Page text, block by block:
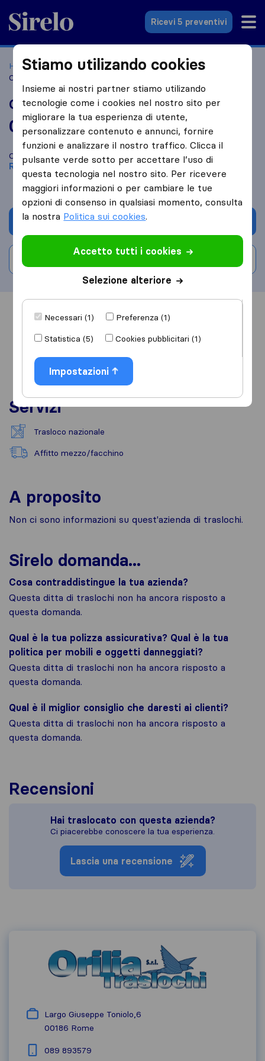
Sirelo.it
Ricevi 5 preventivi
Home Le 10 migliori aziende di traslochi in Italia
Orilia Traslochi
Orilia Traslochi
0,0 basato su 0
recensioni di Sirelo e Google
i
Confronta Orilia Traslochi con altreaziende di traslochi
Rome
Chiedi preventivo
Informazioni Recensioni
Servizi
Trasloco nazionale
Affitto mezzo/facchino
A proposito
Non ci sono informazioni su quest'azienda di traslochi.
Sirelo domanda...
Cosa contraddistingue la tua azienda?
Questa ditta di traslochi non ha ancora risposto a
questa domanda.
Qual è la tua polizza assicurativa? Qual è la tua
politica per mobili e oggetti danneggiati?
Questa ditta di traslochi non ha ancora risposto a
questa domanda.
Qual è il miglior consiglio che daresti ai clienti?
Questa ditta di traslochi non ha ancora risposto a
questa domanda.
Recensioni
Hai traslocato con questa azienda?
Ci piacerebbe conoscere la tua esperienza.
Lascia una recensione
Largo Giuseppe Toniolo,6
00186 Rome
089 893579
Stiamo utilizando cookies
Insieme ai nostri partner stiamo utilizando
tecnologie come i cookies nel nostro sito per
migliorare la tua esperienza di utente,
personalizzare contenuto e annunci, fornire
funzioni e analizzare il nostro traffico. Clicca il
pulsante verde sotto per accettare l’uso di
questa tecnologia nel nostro sito. Per ricevere
maggiori informazioni o per cambiare le tue
opzioni di consenso in qualsiasi momento, consulta
la nostra Politica sui cookies.
Accetto tutti i cookies
Selezione alteriore
Necessari (1)
Preferenza (1)
Statistica (5)
Cookies pubblicitari (1)
Impostazioni